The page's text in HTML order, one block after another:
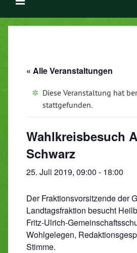
« Alle Veranstaltungen
Diese Veranstaltung hat
stattgefunden.
Wahlkreisbesuch
Schwarz
25. Juli 2019, 09:00 - 18:00
Der Fraktionsvorsitzende der
Landtagsfraktion besucht
Fritz-Ulrich-
Wohlgelegen,
Stimme.